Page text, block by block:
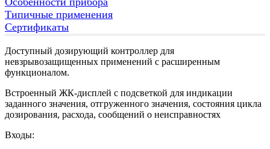
Типичные применения
Сертификаты
Доступный дозирующий контроллер для
невзрывозащищенных применений с расширенным
функционалом.
Встроенный ЖК-дисплей с подсветкой для индикации
заданного значения, отгруженного значения, состояния цикла
дозирования, расхода, сообщений о неисправностях
Входы: